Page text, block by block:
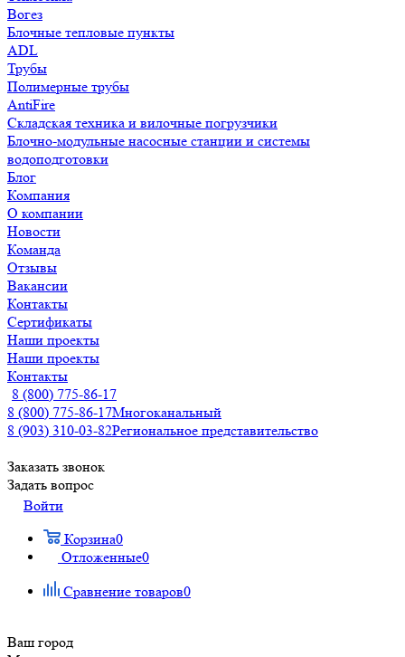
Вогез
Блочные тепловые пункты
ADL
Трубы
Полимерные трубы
AntiFire
Складская техника и вилочные погрузчики
Блочно-модульные насосные станции и системы
водоподготовки
Блог
Компания
О компании
Новости
Команда
Отзывы
Вакансии
Контакты
Сертификаты
Наши проекты
Наши проекты
Контакты
8 (800) 775-86-17
8 (800) 775-86-17Многоканальный
8 (903) 310-03-82Региональное представительство
Заказать звонок
Задать вопрос
Войти
Корзина0
Отложенные0
Сравнение товаров0
Ваш город